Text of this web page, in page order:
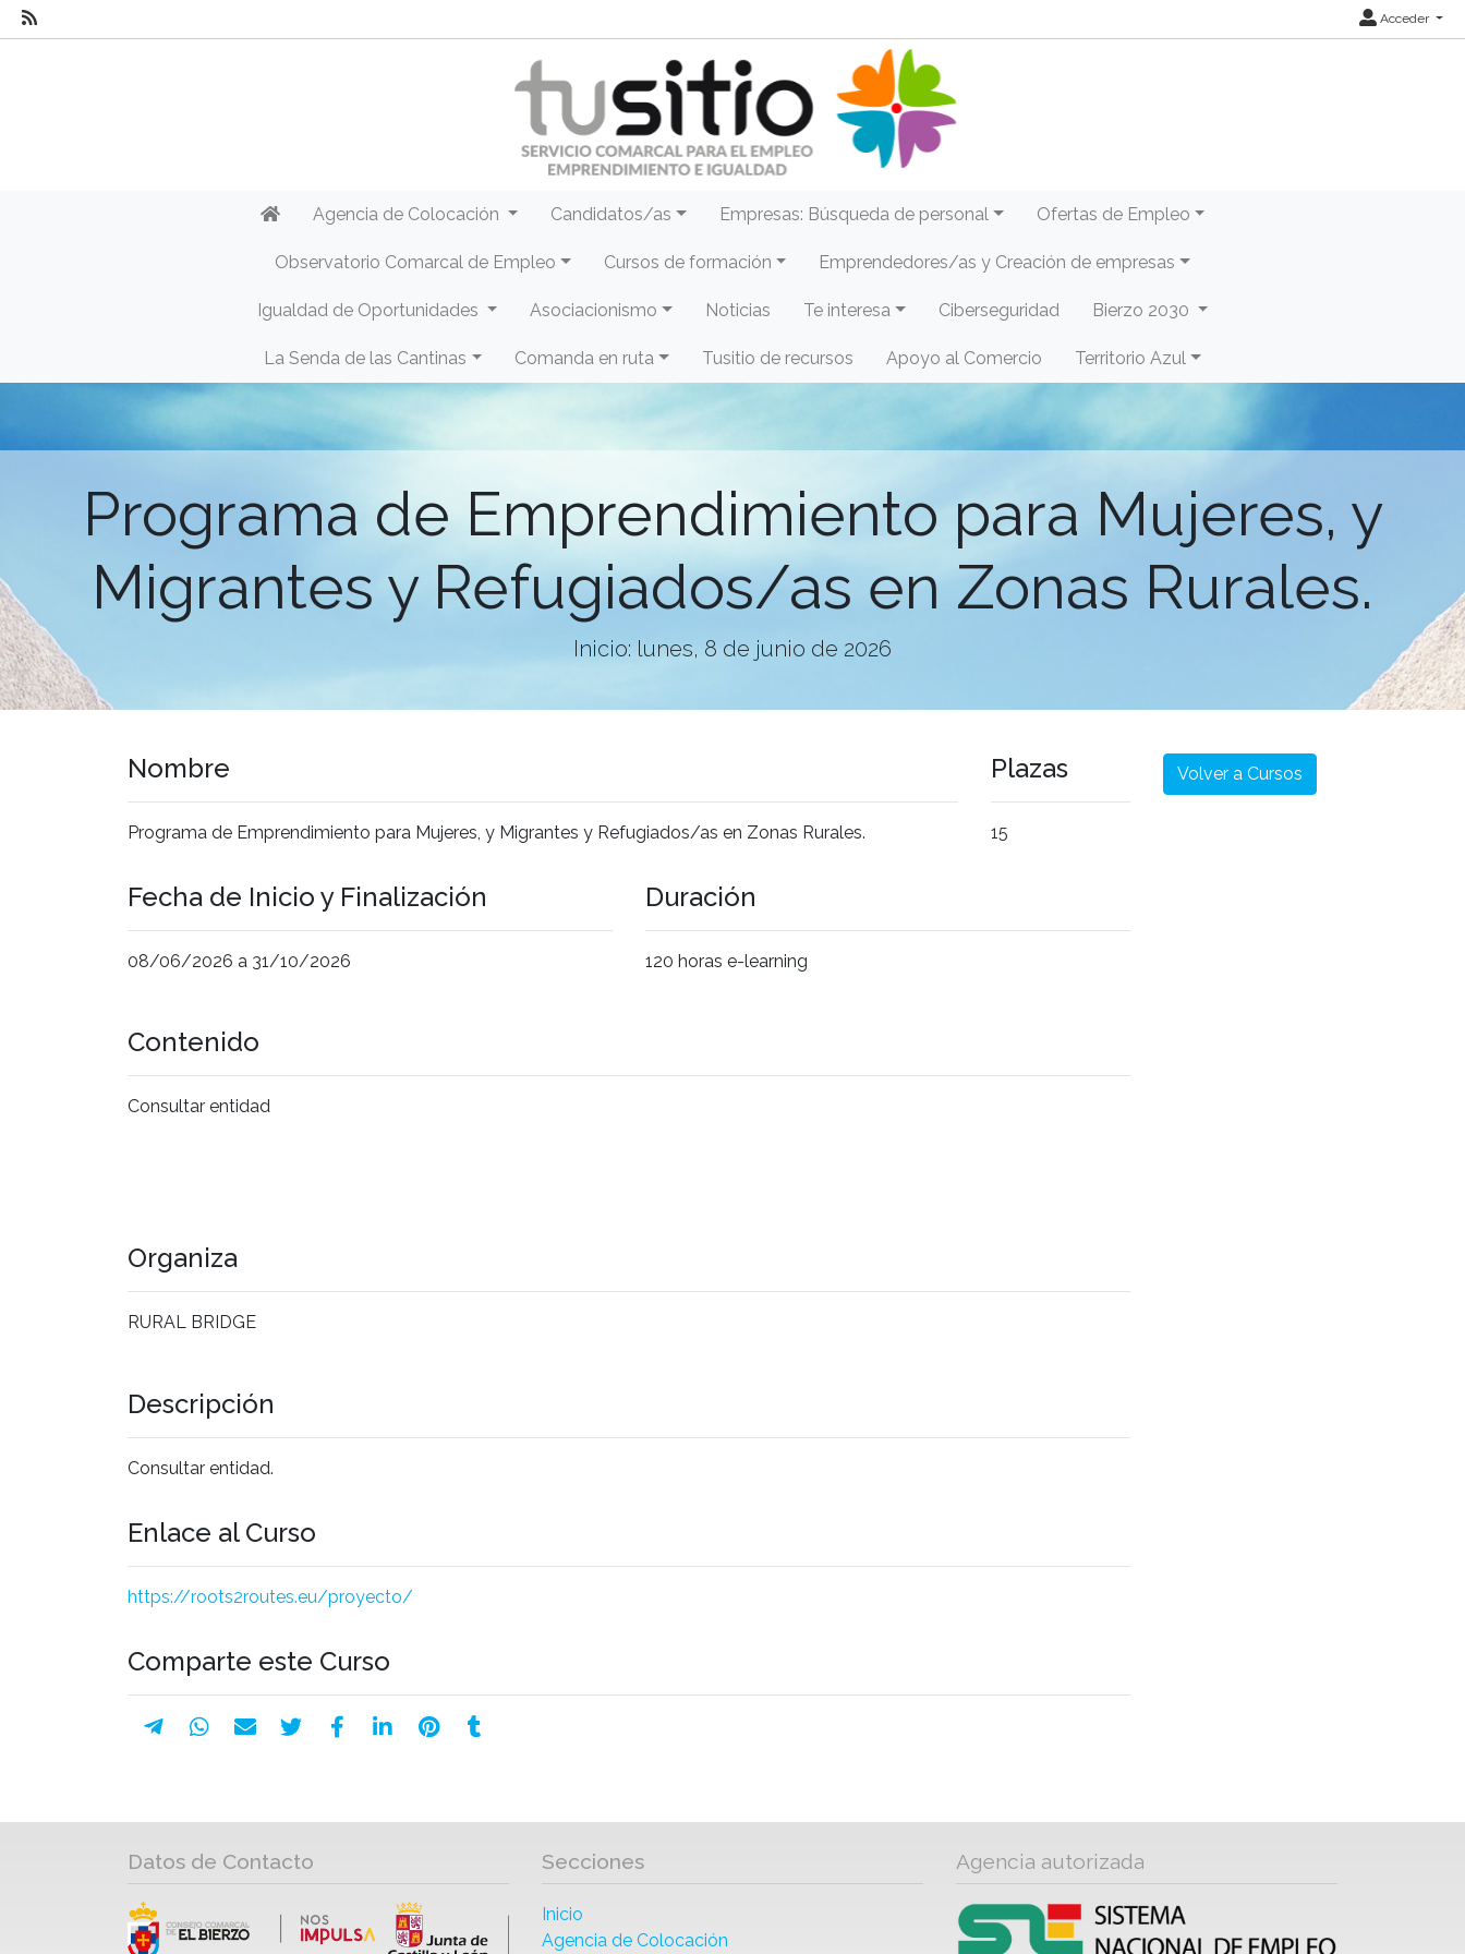
Acceder
Agencia de Colocación Candidatos/as Empresas: Búsqueda de personal Ofertas de Empleo
Observatorio Comarcal de Empleo Cursos de formación Emprendedores/as y Creación de empresas
Igualdad de Oportunidades Asociacionismo Noticias Te interesa Ciberseguridad Bierzo 2030
La Senda de las Cantinas Comanda en ruta Tusitio de recursos Apoyo al Comercio Territorio Azul
Programa de Emprendimiento para Mujeres, y
Migrantes y Refugiados/as en Zonas Rurales.
Inicio: lunes, 8 de junio de 2026
Nombre
Programa de Emprendimiento para Mujeres, y Migrantes y Refugiados/as en Zonas Rurales.
Plazas
15
Fecha de Inicio y Finalización
08/06/2026 a 31/10/2026
Duración
120 horas e-learning
Contenido
Consultar entidad
Organiza
RURAL BRIDGE
Descripción
Consultar entidad.
Enlace al Curso
https://roots2routes.eu/proyecto/
Comparte este Curso
Volver a Cursos
Datos de Contacto Secciones
Inicio
Agencia de Colocación
Agencia autorizada